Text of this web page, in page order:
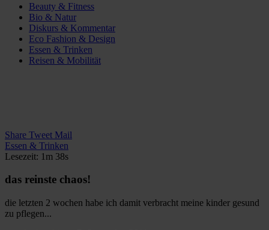
Beauty & Fitness
Bio & Natur
Diskurs & Kommentar
Eco Fashion & Design
Essen & Trinken
Reisen & Mobilität
Share Tweet Mail
Essen & Trinken
Lesezeit: 1m 38s
das reinste chaos!
die letzten 2 wochen habe ich damit verbracht meine kinder gesund
zu pflegen...